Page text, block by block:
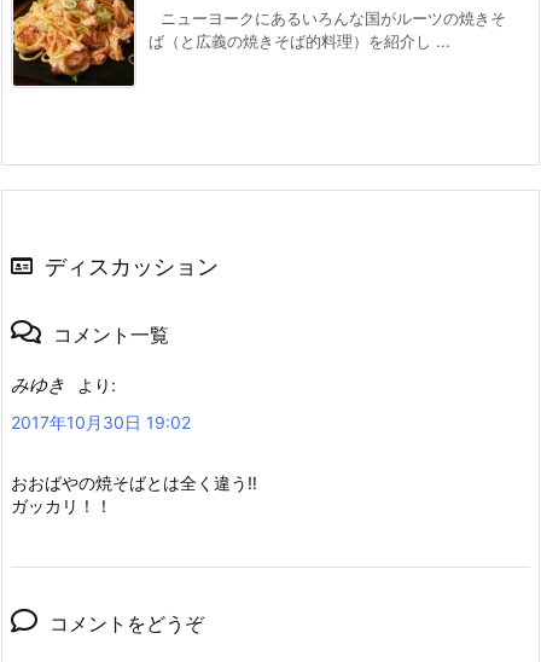
ニューヨークにあるいろんな国がルーツの焼きそ
ば（と広義の焼きそば的料理）を紹介し ...
ディスカッション
コメント一覧
みゆき
より:
2017年10月30日 19:02
おおばやの焼そばとは全く違う‼︎
ガッカリ！！
コメントをどうぞ